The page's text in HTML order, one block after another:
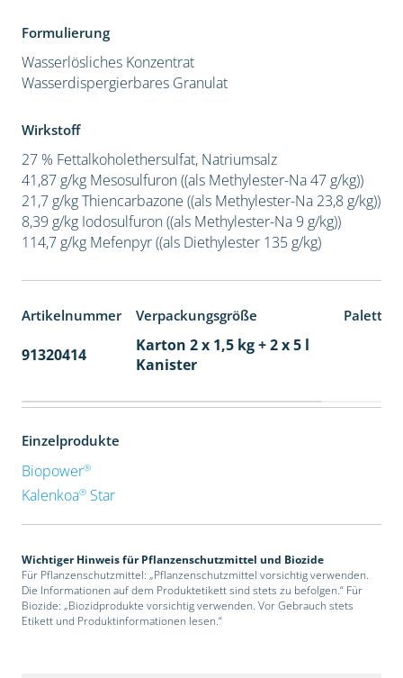
Formulierung
Wasserlösliches Konzentrat
Wasserdispergierbares Granulat
Wirkstoff
27 % Fettalkoholethersulfat, Natriumsalz
41,87 g/kg Mesosulfuron ((als Methylester-Na 47 g/kg))
21,7 g/kg Thiencarbazone ((als Methylester-Na 23,8 g/kg))
8,39 g/kg Iodosulfuron ((als Methylester-Na 9 g/kg))
114,7 g/kg Mefenpyr ((als Diethylester 135 g/kg)
Artikelnummer Verpackungsgröße
91320414
Karton 2 x 1,5 kg + 2 x 5 l
Kanister
Einzelprodukte
Biopower®
Kalenkoa®Star
Wichtiger Hinweis für Pflanzenschutzmittel und Biozide
Für Pflanzenschutzmittel: „Pflanzenschutzmittel vorsichtig verwenden.
Die Informationen auf dem Produktetikett sind stets zu befolgen.“ Für
Biozide: „Biozidprodukte vorsichtig verwenden. Vor Gebrauch stets
Etikett und Produktinformationen lesen.“